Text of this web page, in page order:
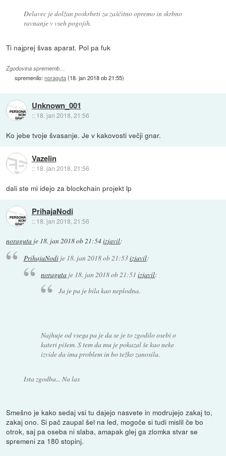
Delavec je dolžan poskrbeti za zaščitno opremo in skrbno
ravnanje v vseh pogojih.
Ti najprej švas aparat. Pol pa fuk
Zgodovina sprememb…
spremenilo:noraguta(18. jan 2018 ob 21:55)
Unknown_001
:: 18. jan 2018, 21:56
Ko jebe tvoje švasanje. Je v kakovosti večji gnar.
Vazelin
:: 18. jan 2018, 21:56
dali ste mi idejo za blockchain projekt lp
PrihajaNodi
:: 18. jan 2018, 21:56
noraguta je 18. jan 2018 ob 21:54izjavil:
PrihajaNodije 18. jan 2018 ob 21:53izjavil:
noraguta je 18. jan 2018 ob 21:51 izjavil:
Ja je pa je bila kao neplodna.
Najhuje od vsega pa je da se je to zgodilo osebi o
kateri pišem. S tem da mu je pokazal še kao neke
izvide da ima problem in bo težko zanosila.
Ista zgodba... Na las
Smešno je kako sedaj vsi tu dajejo nasvete in modrujejo zakaj to,
zakaj ono. Si pač zaupal šel na led, mogoče si tudi mislil če bo
otrok, saj pa oseba ni slaba, amapak glej ga zlomka stvar se
spremeni za 180 stopinj.